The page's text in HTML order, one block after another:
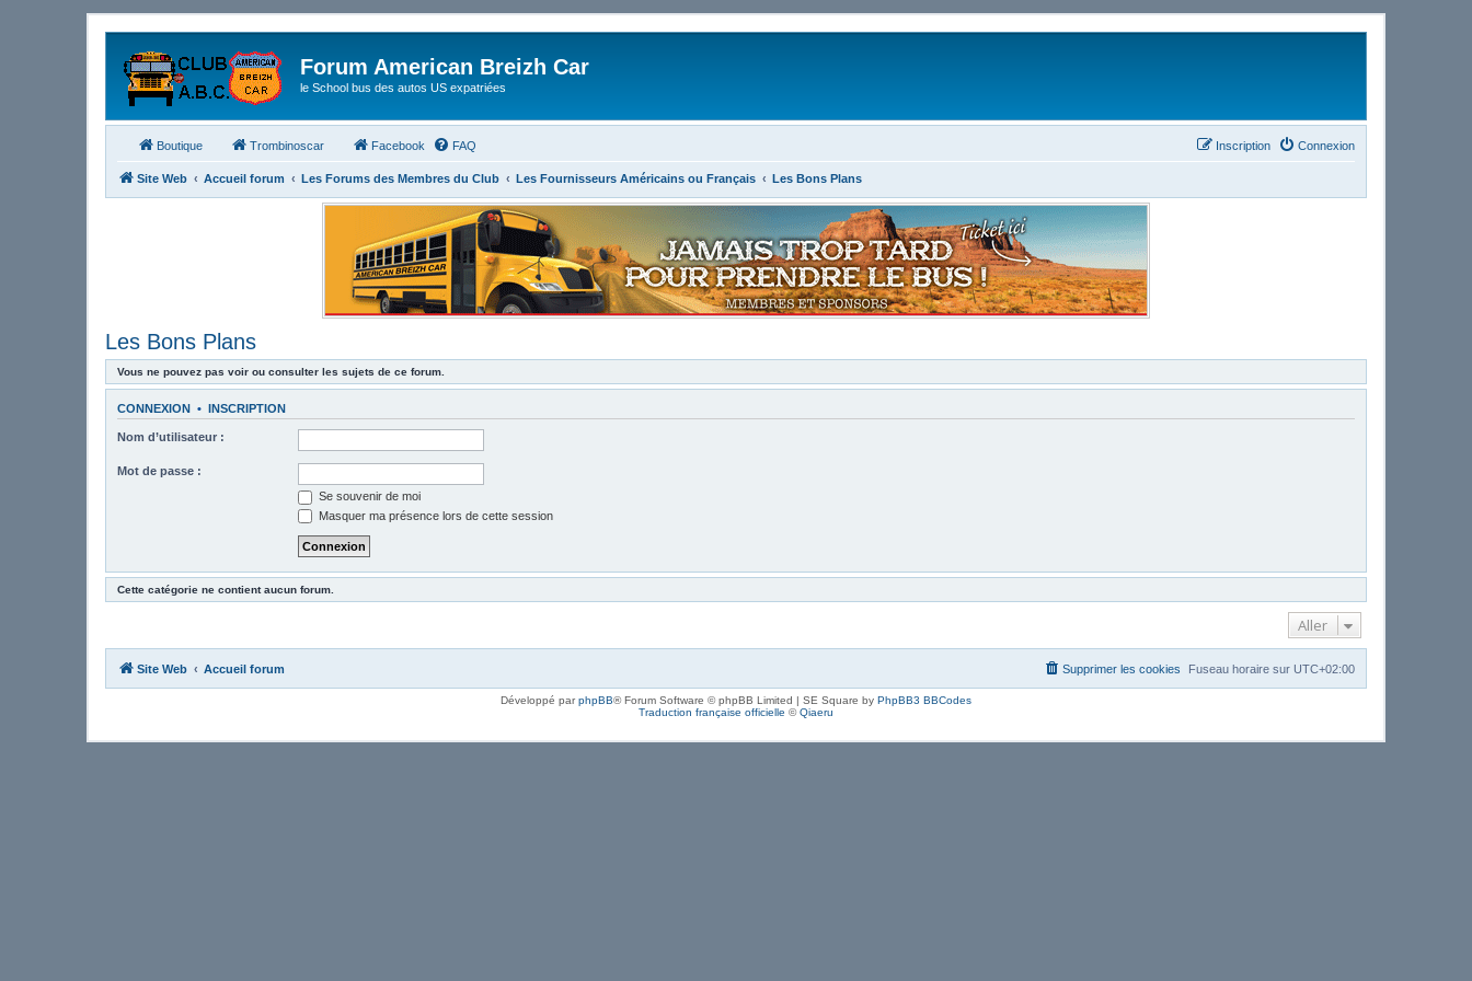
Forum American Breizh Car
le School bus des autos US expatriées
Boutique Trombinoscar Facebook FAQ Connexion
Inscription
Site Web Accueil forum Les Forums des Membres du Club Les Fournisseurs Américains ou Français Les Bons Plans
Les Bons Plans
Vous ne pouvez pas voir ou consulter les sujets de ce forum.
CONNEXION • INSCRIPTION
Nom d’utilisateur :
Mot de passe :
Se souvenir de moi
Masquer ma présence lors de cette session
Cette catégorie ne contient aucun forum.
Aller
Site Web Accueil forum Fuseau horaire sur UTC+02:00
Supprimer les cookies
Développé parphpBB® Forum Software © phpBB Limited | SE Square by PhpBB3 BBCodes
Traduction française officielle ©Qiaeru